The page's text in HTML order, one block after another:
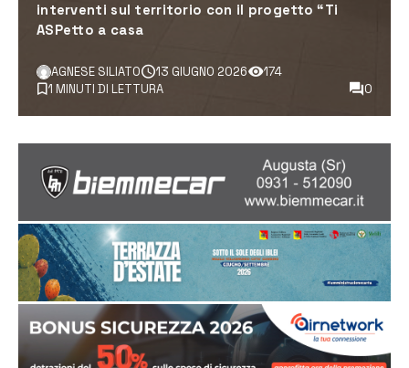
interventi sul territorio con il progetto “Ti
ASPetto a casa
AGNESE SILIATO 13 GIUGNO 2026
174
1 MINUTI DI LETTURA
0